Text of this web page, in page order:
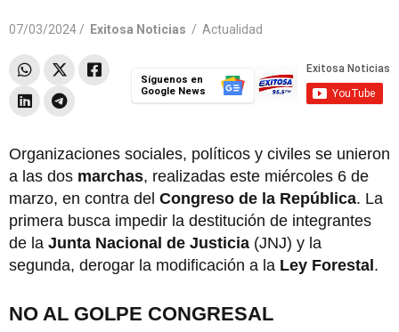
07/03/2024 / Exitosa Noticias / Actualidad
Síguenos en
Google News
Organizaciones sociales, políticos y civiles se unieron
a las dos marchas, realizadas este miércoles 6 de
marzo, en contra del Congreso de la República. La
primera busca impedir la destitución de integrantes
de la Junta Nacional de Justicia (JNJ) y la
segunda, derogar la modificación a la Ley Forestal.
NO AL GOLPE CONGRESAL